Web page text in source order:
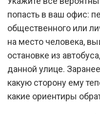
попасть в ваш офис:
общественного или
на место человека,
остановке из
данной улице.
какую сторону ему
какие ориентиры